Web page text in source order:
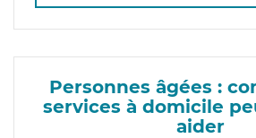
Personnes âgées :
services à domicile
aider